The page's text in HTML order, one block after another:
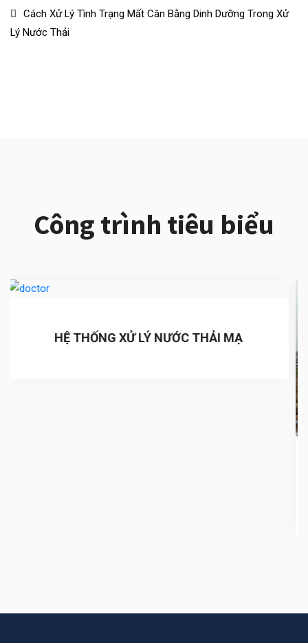
Cách Xử Lý Tình Trạng Mất Cân Bằng Dinh Dưỡng Trong Xử
Lý Nước Thải
Công trình tiêu biểu